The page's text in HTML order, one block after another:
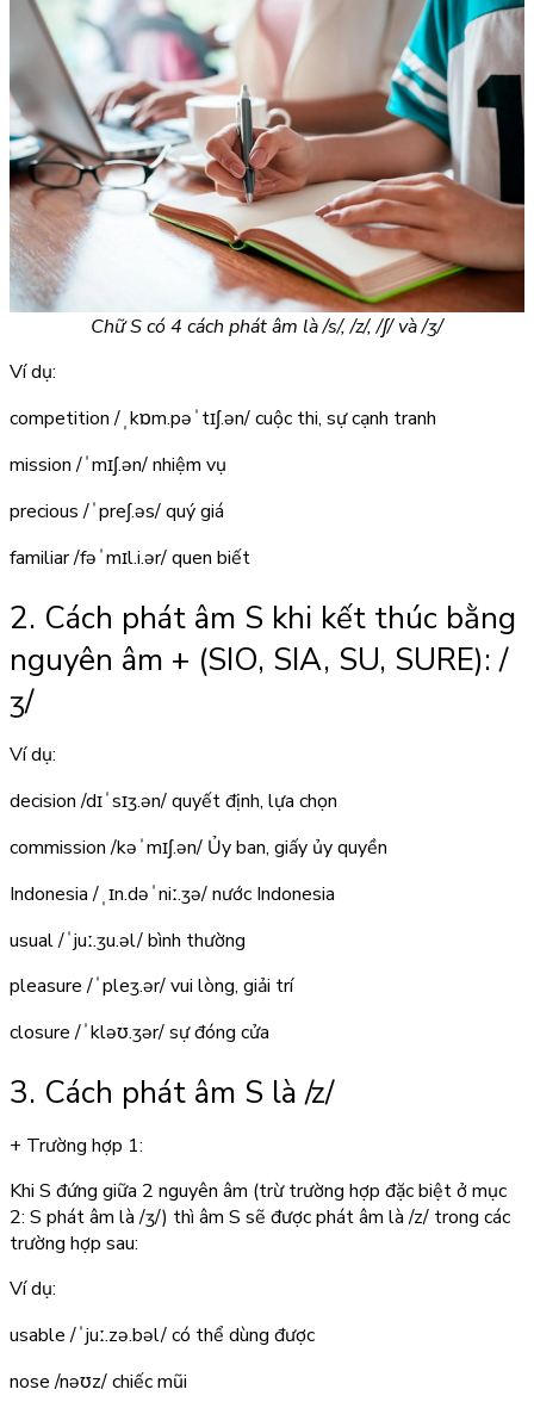
Chữ S có 4 cách phát âm là /s/, /z/, /ʃ/ và /ʒ/
Ví dụ:
competition /ˌkɒm.pəˈtɪʃ.ən/cuộc thi, sự cạnh tranh
mission /ˈmɪʃ.ən/nhiệm vụ
precious /ˈpreʃ.əs/quý giá
familiar/fəˈmɪl.i.ər/quen biết
2. Cách phát âm S khi kết thúc bằng
nguyên âm + (SIO, SIA, SU, SURE):/
ʒ/
Ví dụ:
decision /dɪˈsɪʒ.ən/quyết định, lựa chọn
commission/kəˈmɪʃ.ən/ Ủy ban, giấy ủy quyền
Indonesia /ˌɪn.dəˈniː.ʒə/nước Indonesia
usual/ˈjuː.ʒu.əl/bình thường
pleasure /ˈpleʒ.ər/vui lòng, giải trí
closure /ˈkləʊ.ʒər/sự đóng cửa
3. Cách phát âm S là/z/
+ Trường hợp 1:
Khi S đứng giữa 2 nguyên âm (trừ trường hợp đặc biệt ở mục
2: S phát âm là /ʒ/) thì âm S sẽ được phát âm là /z/ trong các
trường hợp sau:
Ví dụ:
usable /ˈjuː.zə.bəl/có thể dùng được
nose /nəʊz/chiếc mũi